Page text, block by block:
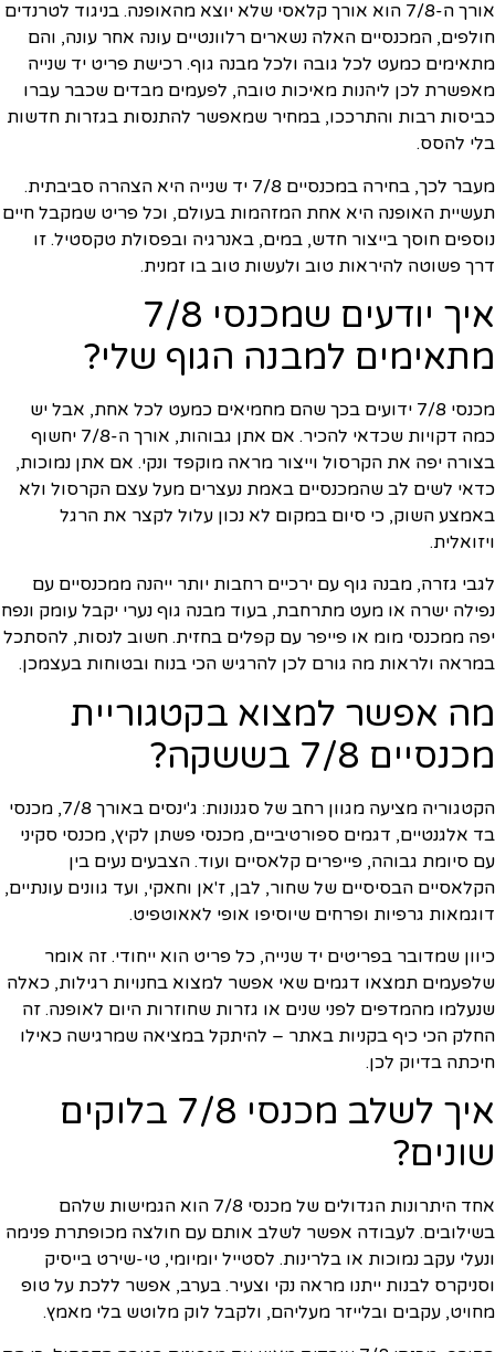
אורך ה-7/8 הוא אורך קלאסי שלא יוצא מהאופנה. בניגוד לטרנדים
חולפים, המכנסיים האלה נשארים רלוונטיים עונה אחר עונה, והם
מתאימים כמעט לכל גובה ולכל מבנה גוף. רכישת פריט יד שנייה
מאפשרת לכן ליהנות מאיכות טובה, לפעמים מבדים שכבר עברו
כביסות רבות והתרככו, במחיר שמאפשר להתנסות בגזרות חדשות
בלי להסס.
מעבר לכך, בחירה במכנסיים 7/8 יד שנייה היא הצהרה סביבתית.
תעשיית האופנה היא אחת המזהמות בעולם, וכל פריט שמקבל חיים
נוספים חוסך בייצור חדש, במים, באנרגיה ובפסולת טקסטיל. זו
דרך פשוטה להיראות טוב ולעשות טוב בו זמנית.
איך יודעים שמכנסי 7/8
מתאימים למבנה הגוף שלי?
מכנסי 7/8 ידועים בכך שהם מחמיאים כמעט לכל אחת, אבל יש
כמה דקויות שכדאי להכיר. אם אתן גבוהות, אורך ה-7/8 יחשוף
בצורה יפה את הקרסול וייצור מראה מוקפד ונקי. אם אתן נמוכות,
כדאי לשים לב שהמכנסיים באמת נעצרים מעל עצם הקרסול ולא
באמצע השוק, כי סיום במקום לא נכון עלול לקצר את הרגל
ויזואלית.
לגבי גזרה, מבנה גוף עם ירכיים רחבות יותר ייהנה ממכנסיים עם
נפילה ישרה או מעט מתרחבת, בעוד מבנה גוף נערי יקבל עומק ונפח
יפה ממכנסי מומ או פייפר עם קפלים בחזית. חשוב לנסות, להסתכל
במראה ולראות מה גורם לכן להרגיש הכי בנוח ובטוחות בעצמכן.
מה אפשר למצוא בקטגוריית
מכנסיים 7/8 בששקה?
הקטגוריה מציעה מגוון רחב של סגנונות: ג'ינסים באורך 7/8, מכנסי
בד אלגנטיים, דגמים ספורטיביים, מכנסי פשתן לקיץ, מכנסי סקיני
עם סיומת גבוהה, פייפרים קלאסיים ועוד. הצבעים נעים בין
הקלאסיים הבסיסיים של שחור, לבן, ז'אן וחאקי, ועד גוונים עונתיים,
דוגמאות גרפיות ופרחים שיוסיפו אופי לאאוטפיט.
כיוון שמדובר בפריטים יד שנייה, כל פריט הוא ייחודי. זה אומר
שלפעמים תמצאו דגמים שאי אפשר למצוא בחנויות רגילות, כאלה
שנעלמו מהמדפים לפני שנים או גזרות שחוזרות היום לאופנה. זה
החלק הכי כיף בקניות באתר – להיתקל במציאה שמרגישה כאילו
חיכתה בדיוק לכן.
איך לשלב מכנסי 7/8 בלוקים
שונים?
אחד היתרונות הגדולים של מכנסי 7/8 הוא הגמישות שלהם
בשילובים. לעבודה אפשר לשלב אותם עם חולצה מכופתרת פנימה
ונעלי עקב נמוכות או בלרינות. לסטייל יומיומי, טי-שירט בייסיק
וסניקרס לבנות ייתנו מראה נקי וצעיר. בערב, אפשר ללכת על טופ
מחויט, עקבים ובלייזר מעליהם, ולקבל לוק מלוטש בלי מאמץ.